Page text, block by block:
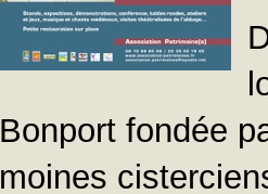
Bonport fondée
moines